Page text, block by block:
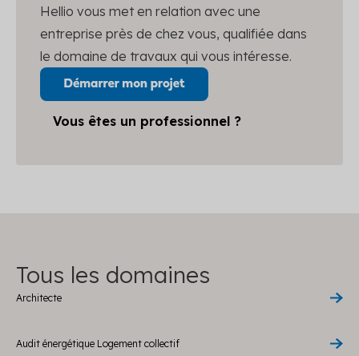
Hellio vous met en relation avec une
entreprise près de chez vous, qualifiée dans
le domaine de travaux qui vous intéresse.
Vous êtes un professionnel ?
Tous les domaines
Architecte
Audit énergétique Logement collectif